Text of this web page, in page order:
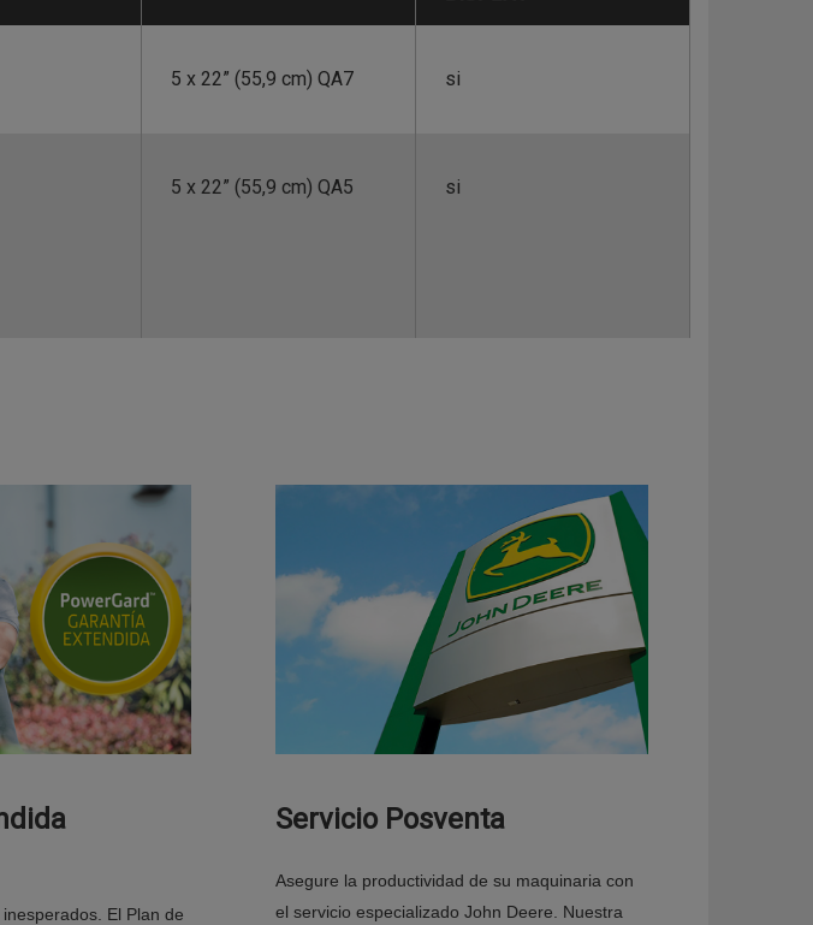
5 x 22” (55,9 cm) QA7 si
5 x 22” (55,9 cm) QA5 si
El Plan de
Servicio Posventa
Asegure la productividad de su maquinaria con
el servicio especializado John Deere. Nuestra